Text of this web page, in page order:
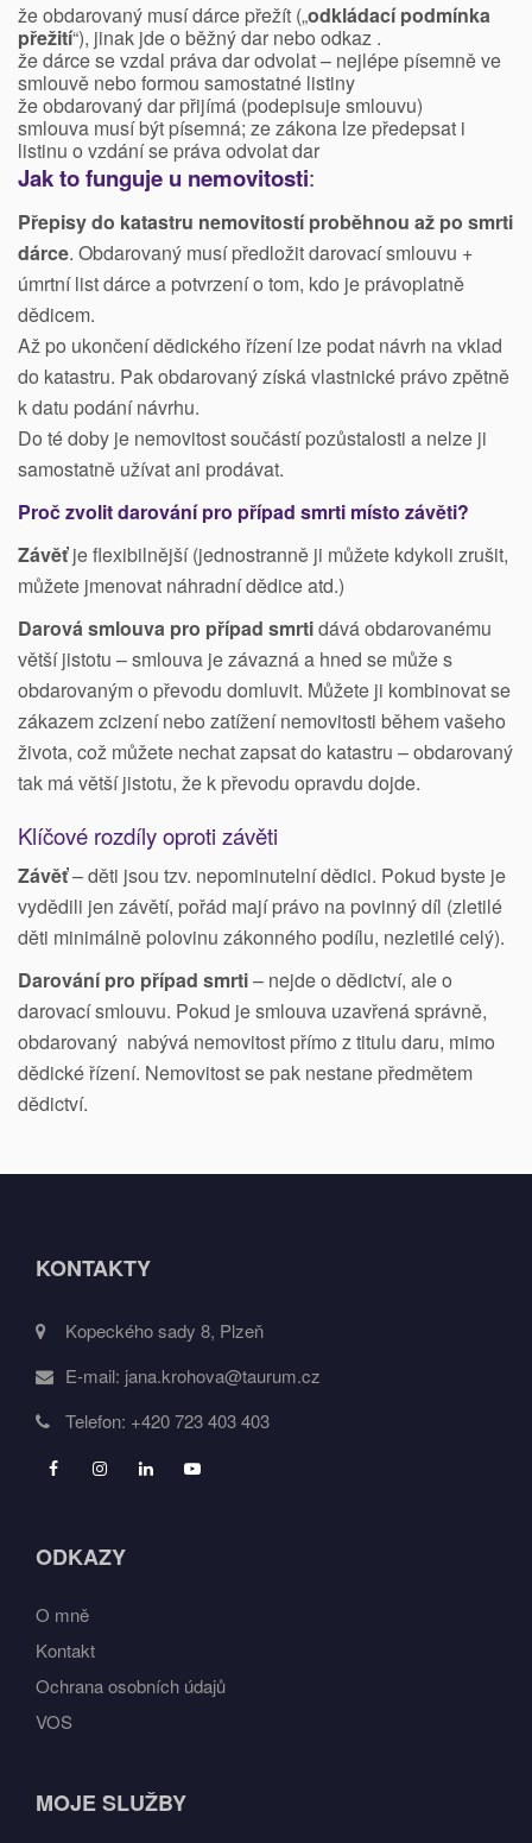
že obdarovaný musí dárce přežít („odkládací podmínka
přežití“), jinak jde o běžný dar nebo odkaz .
že dárce se vzdal práva dar odvolat – nejlépe písemně ve
smlouvě nebo formou samostatné listiny
že obdarovaný dar přijímá (podepisuje smlouvu)
smlouva musí být písemná; ze zákona lze předepsat i
listinu o vzdání se práva odvolat dar
Jak to funguje u nemovitosti:
Přepisy do katastru nemovitostí proběhnou až po smrti
dárce. Obdarovaný musí předložit darovací smlouvu +
úmrtní list dárce a potvrzení o tom, kdo je právoplatně
dědicem.
Až po ukončení dědického řízení lze podat návrh na vklad
do katastru. Pak obdarovaný získá vlastnické právo zpětně
k datu podání návrhu.
Do té doby je nemovitost součástí pozůstalosti a nelze ji
samostatně užívat ani prodávat.
Proč zvolit darování pro případ smrti místo závěti?
Závěťje flexibilnější (jednostranně ji můžete kdykoli zrušit,
můžete jmenovat náhradní dědice atd.)
Darová smlouva pro případ smrtidává obdarovanému
větší jistotu – smlouva je závazná a hned se může s
obdarovaným o převodu domluvit. Můžete ji kombinovat se
zákazem zcizení nebo zatížení nemovitosti během vašeho
života, což můžete nechat zapsat do katastru – obdarovaný
tak má větší jistotu, že k převodu opravdu dojde.
Klíčové rozdíly oproti závěti
Závěť– děti jsou tzv. nepominutelní dědici. Pokud byste je
vydědili jen závětí, pořád mají právo na povinný díl (zletilé
děti minimálně polovinu zákonného podílu, nezletilé celý).
Darování pro případ smrti– nejde o dědictví, ale o
darovací smlouvu. Pokud je smlouva uzavřená správně,
obdarovaný nabývá nemovitost přímo z titulu daru, mimo
dědické řízení. Nemovitost se pak nestane předmětem
dědictví.
KONTAKTY
Kopeckého sady 8, Plzeň
E-mail: jana.krohova@taurum.cz
Telefon: +420 723 403 403
ODKAZY
O mně
Kontakt
Ochrana osobních údajů
VOS
MOJE SLUŽBY